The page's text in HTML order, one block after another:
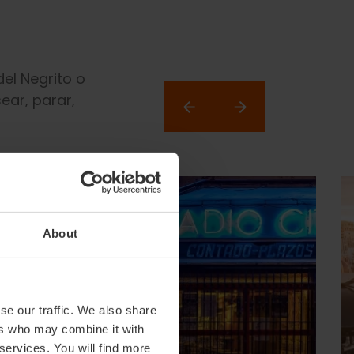
About
our traffic. We also share
who may combine it with
You will find more
Negrito o
parar,